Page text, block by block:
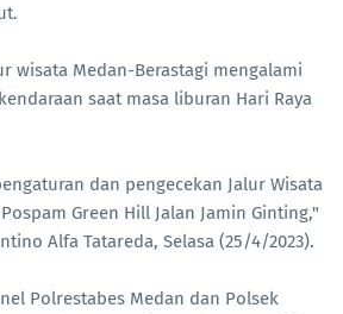
wisata Medan-Berastagi mengalami
saat masa liburan Hari Raya
dan pengecekan Jalur Wisata
Green Hill Jalan Jamin Ginting,"
Alfa Tatareda, Selasa (25/4/2023).
Polrestabes Medan dan Polsek